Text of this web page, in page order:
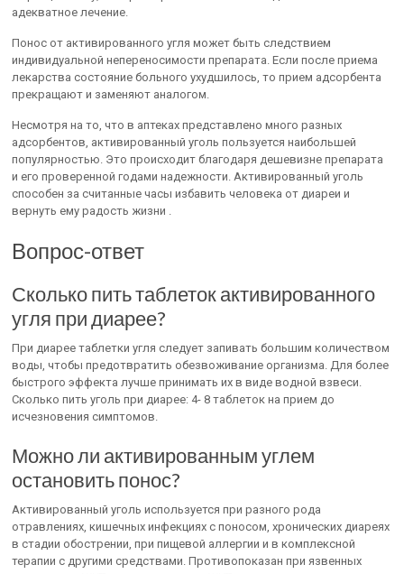
адекватное лечение.
Понос от активированного угля может быть следствием
индивидуальной непереносимости препарата. Если после приема
лекарства состояние больного ухудшилось, то прием адсорбента
прекращают и заменяют аналогом.
Несмотря на то, что в аптеках представлено много разных
адсорбентов, активированный уголь пользуется наибольшей
популярностью. Это происходит благодаря дешевизне препарата
и его проверенной годами надежности. Активированный уголь
способен за считанные часы избавить человека от диареи и
вернуть ему радость жизни .
Вопрос-ответ
Сколько пить таблеток активированного
угля при диарее?
При диарее таблетки угля следует запивать большим количеством
воды, чтобы предотвратить обезвоживание организма. Для более
быстрого эффекта лучше принимать их в виде водной взвеси.
Сколько пить уголь при диарее: 4- 8 таблеток на прием до
исчезновения симптомов.
Можно ли активированным углем
остановить понос?
Активированный уголь используется при разного рода
отравлениях, кишечных инфекциях с поносом, хронических диареях
в стадии обострении, при пищевой аллергии и в комплексной
терапии с другими средствами. Противопоказан при язвенных